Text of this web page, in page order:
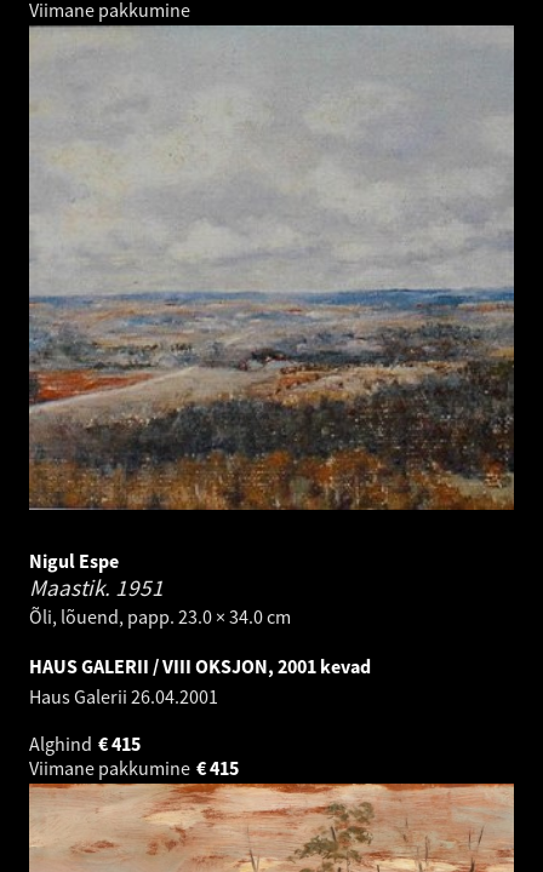
Viimane pakkumine
Nigul Espe
Maastik. 1951
Õli, lõuend, papp. 23.0 × 34.0 cm
HAUS GALERII / VIII OKSJON, 2001 kevad
Haus Galerii 26.04.2001
Alghind
415
€
Viimane pakkumine
415
€